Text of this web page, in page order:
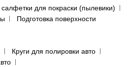
для покраски (пылевики)
Подготовка поверхности
Круги для полировки авто